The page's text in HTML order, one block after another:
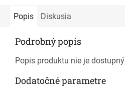
Popis Diskusia
Podrobný popis
Popis produktu nie je dostupný
Dodatočné parametre